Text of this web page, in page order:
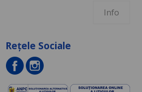
Info
Rețele Sociale